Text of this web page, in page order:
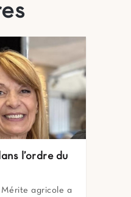
l’ordre du
Mérite agricole a